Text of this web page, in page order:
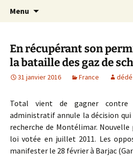
Le site du
23
Menu
En récupérant son
la bataille des gaz de
31 janvier 2016 France
Total vient de gagner
administratif annule la décision
recherche de Montélimar.
loi votée en juillet 2011. Les
manifester le 28 février à Barjac